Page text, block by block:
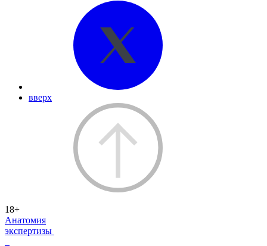
вверх
18+
Анатомия
экспертизы